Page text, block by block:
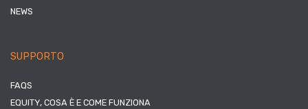
NEWS
SUPPORTO
FAQS
EQUITY, COSA È E COME FUNZIONA